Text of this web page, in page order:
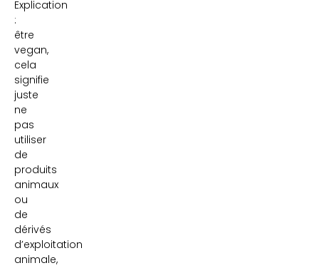
Explication
:
être
vegan,
cela
signifie
juste
ne
pas
utiliser
de
produits
animaux
ou
de
dérivés
d’exploitation
animale,